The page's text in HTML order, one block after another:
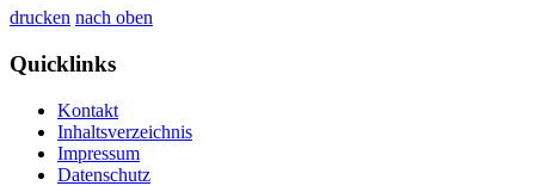
drucken nach oben
Quicklinks
Kontakt
Inhaltsverzeichnis
Impressum
Datenschutz